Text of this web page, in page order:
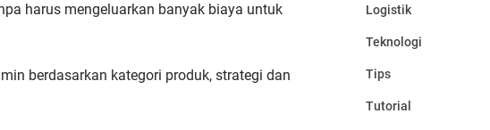
harus mengeluarkan banyak biaya untuk
berdasarkan kategori produk, strategi dan
Logistik
Teknologi
Tips
Tutorial